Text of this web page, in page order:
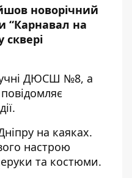
новорічний
“Карнавал на
сквері
учні ДЮСШ №8, а
на каяках.
настрою
та костюми.